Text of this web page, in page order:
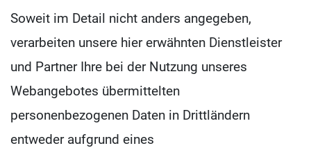
Soweit im Detail nicht anders angegeben,
verarbeiten unsere hier erwähnten Dienstleister
und Partner Ihre bei der Nutzung unseres
Webangebotes übermittelten
personenbezogenen Daten in Drittländern
entweder aufgrund eines